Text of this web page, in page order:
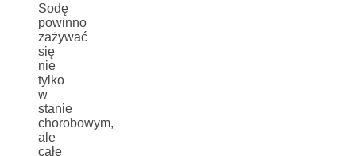
Sodę
powinno
zażywać
się
nie
tylko
w
stanie
chorobowym,
ale
całe